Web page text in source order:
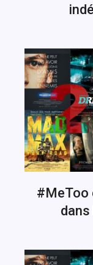
#MeToo
dans